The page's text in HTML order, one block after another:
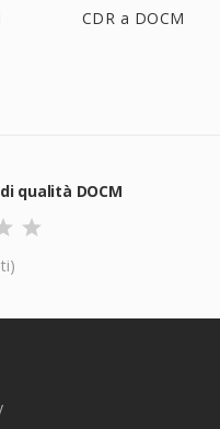
CDR a DOCM
qualità DOCM